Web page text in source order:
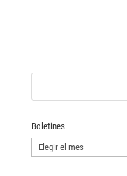
Boletines
Boletines